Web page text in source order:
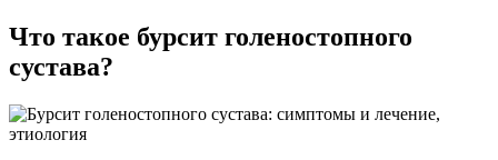
Что такое бурсит голеностопного
сустава?